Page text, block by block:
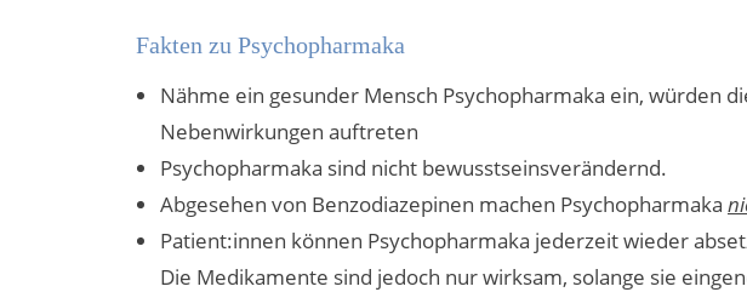
Fakten zu Psychopharmaka
Nähme ein gesunder Mensch Psychopharmaka ein, würden
Nebenwirkungen auftreten
Psychopharmaka sind nicht bewusstseinsverändernd.
Abgesehen von Benzodiazepinen machen Psychopharmaka
Patient:innen können Psychopharmaka jederzeit wieder
Die Medikamente sind jedoch nur wirksam, solange sie